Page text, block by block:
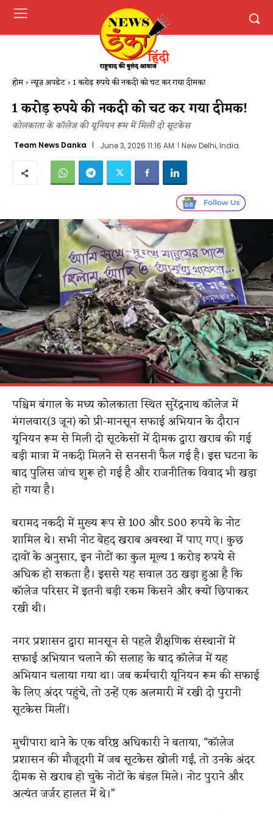
होम न्यूज़ अपडेट 1 करोड़ रुपये की नकदी को चट कर गया दीमक!
1 करोड़ रुपये की नकदी को चट कर गया दीमक!
कोलकाता के कॉलेज की यूनियन रूम में मिलीं दो सूटकेस
Team News Danka June 3, 2026 11:16 AM New Delhi, India.
पश्चिम बंगाल के मध्य कोलकाता स्थित सुरेंद्रनाथ कॉलेज में
मंगलवार(3 जून) को प्री-मानसून सफाई अभियान के दौरान
यूनियन रूम से मिली दो सूटकेसों में दीमक द्वारा खराब की गई
बड़ी मात्रा में नकदी मिलने से सनसनी फैल गई है। इस घटना के
बाद पुलिस जांच शुरू हो गई है और राजनीतिक विवाद भी खड़ा
हो गया है।
बरामद नकदी में मुख्य रूप से 100 और 500 रुपये के नोट
शामिल थे। सभी नोट बेहद खराब अवस्था में पाए गए। कुछ
दावों के अनुसार, इन नोटों का कुल मूल्य 1 करोड़ रुपये से
अधिक हो सकता है। इससे यह सवाल उठ खड़ा हुआ है कि
कॉलेज परिसर में इतनी बड़ी रकम किसने और क्यों छिपाकर
रखी थी।
नगर प्रशासन द्वारा मानसून से पहले शैक्षणिक संस्थानों में
सफाई अभियान चलाने की सलाह के बाद कॉलेज में यह
अभियान चलाया गया था। जब कर्मचारी यूनियन रूम की सफाई
के लिए अंदर पहुंचे, तो उन्हें एक अलमारी में रखी दो पुरानी
सूटकेस मिलीं।
मुचीपारा थाने के एक वरिष्ठ अधिकारी ने बताया, “कॉलेज
प्रशासन की मौजूदगी में जब सूटकेस खोली गईं, तो उनके अंदर
दीमक से खराब हो चुके नोटों के बंडल मिले। नोट पुराने और
अत्यंत जर्जर हालत में थे।”